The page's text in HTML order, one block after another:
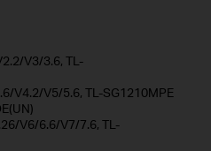
V3/3.6, TL-
V4.2/V5/5.6, TL-SG1210MPE
V6/6.6/V7/7.6, TL-